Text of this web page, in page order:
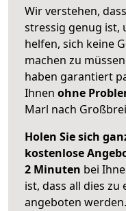
Wir verstehen,
stressig genug ist,
helfen, sich keine
machen zu
haben garantiert
Ihnen ohne
Marl nach
Holen Sie sich
kostenlose
2 Minuten bei
ist, dass all dies
angeboten werden.